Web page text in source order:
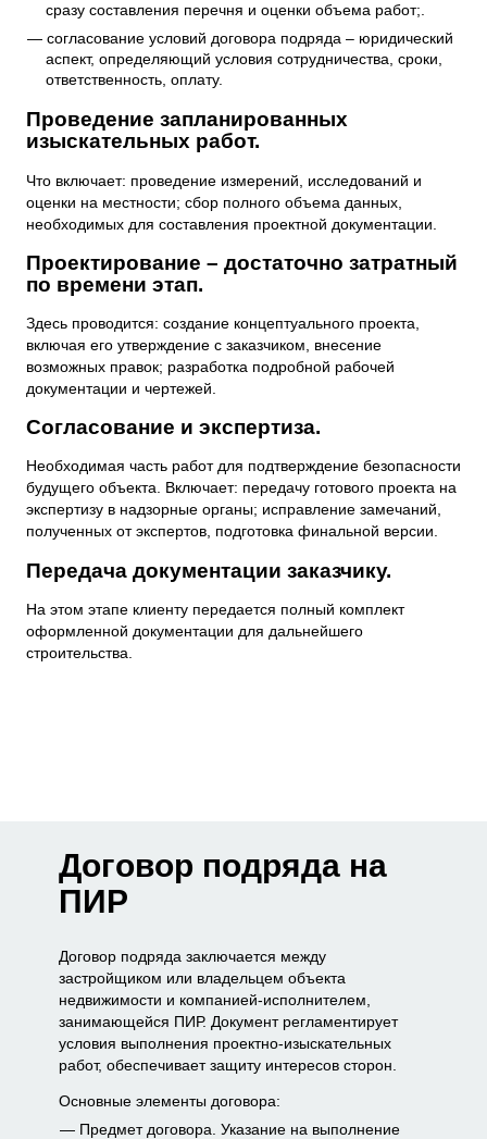
сразу составления перечня и оценки объема работ;.
согласование условий договора подряда – юридический
аспект, определяющий условия сотрудничества, сроки,
ответственность, оплату.
Проведение запланированных
изыскательных работ.
Что включает: проведение измерений, исследований и
оценки на местности; сбор полного объема данных,
необходимых для составления проектной документации.
Проектирование – достаточно затратный
по времени этап.
Здесь проводится: создание концептуального проекта,
включая его утверждение с заказчиком, внесение
возможных правок; разработка подробной рабочей
документации и чертежей.
Согласование и экспертиза.
Необходимая часть работ для подтверждение безопасности
будущего объекта. Включает: передачу готового проекта на
экспертизу в надзорные органы; исправление замечаний,
полученных от экспертов, подготовка финальной версии.
Передача документации заказчику.
На этом этапе клиенту передается полный комплект
оформленной документации для дальнейшего
строительства.
Договор подряда на
ПИР
Договор подряда заключается между
застройщиком или владельцем объекта
недвижимости и компанией-исполнителем,
занимающейся ПИР. Документ регламентирует
условия выполнения проектно-изыскательных
работ, обеспечивает защиту интересов сторон.
Основные элементы договора:
Предмет договора. Указание на выполнение